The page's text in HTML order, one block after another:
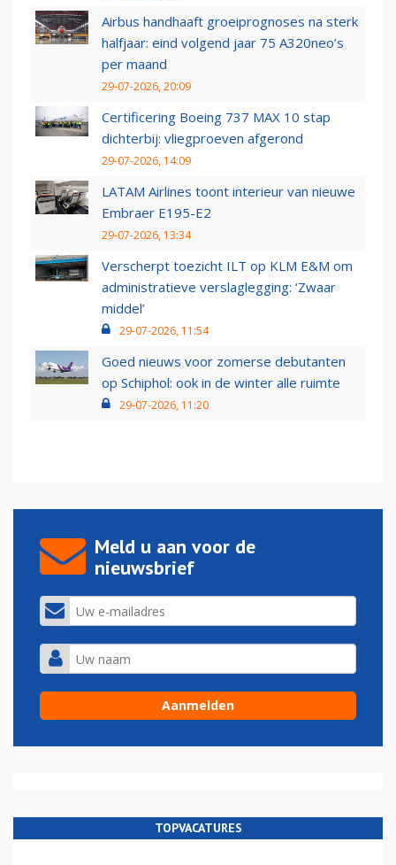
Airbus handhaaft groeiprognoses na sterk
halfjaar: eind volgend jaar 75 A320neo’s
per maand
29-07-2026, 20:09
Certificering Boeing 737 MAX 10 stap
dichterbij: vliegproeven afgerond
29-07-2026, 14:09
LATAM Airlines toont interieur van nieuwe
Embraer E195-E2
29-07-2026, 13:34
Verscherpt toezicht ILT op KLM E&M om
administratieve verslaglegging: ‘Zwaar
middel’
29-07-2026, 11:54
Goed nieuws voor zomerse debutanten
op Schiphol: ook in de winter alle ruimte
29-07-2026, 11:20
Meld u aan voor de
nieuwsbrief
TOPVACATURES